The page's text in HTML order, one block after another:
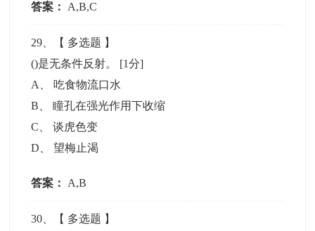
答案： A,B,C
29 、【 多选题 】
()是无条件反射。 [1分]
A
吃食物流口水
B 、瞳孔在强光作用下收缩
C 、谈虎色变
D 、望梅止渴
答案： A,B
30 、【 多选题 】